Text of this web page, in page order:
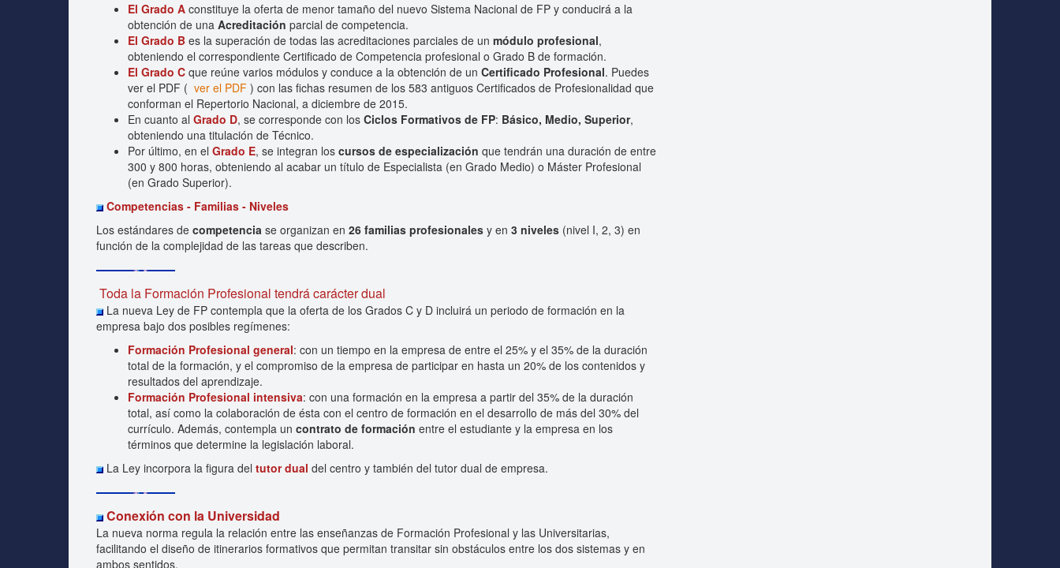
El Grado A constituye la oferta de menor tamaño del nuevo Sistema Nacional de FP y conducirá a la
obtención de una Acreditación parcial de competencia.
El Grado B es la superación de todas las acreditaciones parciales de un módulo profesional,
obteniendo el correspondiente Certificado de Competencia profesional o Grado B de formación.
El Grado C que reúne varios módulos y conduce a la obtención de un Certificado Profesional. Puedes
ver el PDF ( ver el PDF ) con las fichas resumen de los 583 antiguos Certificados de Profesionalidad que
conforman el Repertorio Nacional, a diciembre de 2015.
En cuanto al Grado D, se corresponde con los Ciclos Formativos de FP: Básico, Medio, Superior,
obteniendo una titulación de Técnico.
Por último, en el Grado E, se integran los cursos de especialización que tendrán una duración de entre
300 y 800 horas, obteniendo al acabar un título de Especialista (en Grado Medio) o Máster Profesional
(en Grado Superior).
Competencias - Familias - Niveles
Los estándares de competencia se organizan en 26 familias profesionales y en 3 niveles (nivel I, 2, 3) en
función de la complejidad de las tareas que describen.
Toda la Formación Profesional tendrá carácter dual
La nueva Ley de FP contempla que la oferta de los Grados C y D incluirá un periodo de formación en la
empresa bajo dos posibles regímenes:
Formación Profesional general: con un tiempo en la empresa de entre el 25% y el 35% de la duración
total de la formación, y el compromiso de la empresa de participar en hasta un 20% de los contenidos y
resultados del aprendizaje.
Formación Profesional intensiva: con una formación en la empresa a partir del 35% de la duración
total, así como la colaboración de ésta con el centro de formación en el desarrollo de más del 30% del
currículo. Además, contempla un contrato de formación entre el estudiante y la empresa en los
términos que determine la legislación laboral.
La Ley incorpora la figura del tutor dual del centro y también del tutor dual de empresa.
Conexión con la Universidad
La nueva norma regula la relación entre las enseñanzas de Formación Profesional y las Universitarias,
facilitando el diseño de itinerarios formativos que permitan transitar sin obstáculos entre los dos sistemas y en
ambos sentidos.